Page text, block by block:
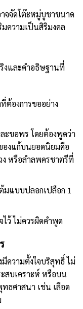
จจัดโต๊ะหมู่บูชาขนาด
ความเป็นสิริมงคล
งและคำอธิษฐานที่
ต้องการขออย่าง
ะขอพร โดยต้องพูดว่า
องแก้บนยอดนิยมคือ
หรือลำลพครชาตรีที่
มแบบปลอกเปลือก 1
ว้ ไม่ควรผิดคำพูด
ความตั้งใจบริสุทธิ์ ไม่
สบเคราะห์ หรือบน
ธศาสนา เช่น เลือด